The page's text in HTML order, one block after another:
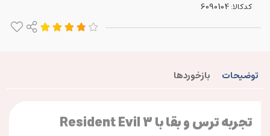
کدکالا:
توضیحات بازخوردها
تجربه ترس و بقا با Resident Evil 3